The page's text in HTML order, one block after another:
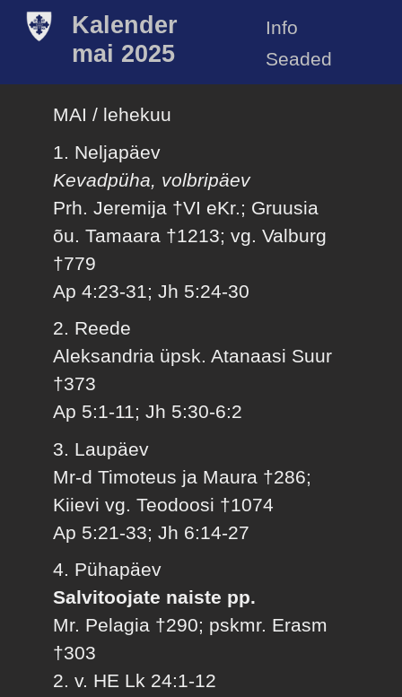
Kalender
mai 2025
Info
Seaded
MAI / lehekuu
1. Neljapäev
Kevadpüha, volbripäev
Prh. Jeremija †VI eKr.; Gruusia
õu. Tamaara †1213; vg. Valburg
†779
Ap 4:23-31; Jh 5:24-30
2. Reede
Aleksandria üpsk. Atanaasi Suur
†373
Ap 5:1-11; Jh 5:30-6:2
3. Laupäev
Mr-d Timoteus ja Maura †286;
Kiievi vg. Teodoosi †1074
Ap 5:21-33; Jh 6:14-27
4. Pühapäev
Salvitoojate naiste pp.
Mr. Pelagia †290; pskmr. Erasm
†303
2. v. HE Lk 24:1-12